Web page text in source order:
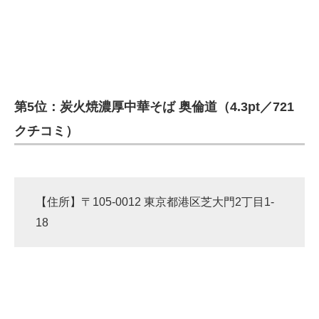
第5位：炭火焼濃厚中華そば 奥倫道（4.3pt／721
クチコミ）
【住所】〒105-0012 東京都港区芝大門2丁目1-
18